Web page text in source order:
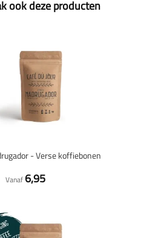
ook deze producten
- Verse koffiebonen
Vanaf 6,95